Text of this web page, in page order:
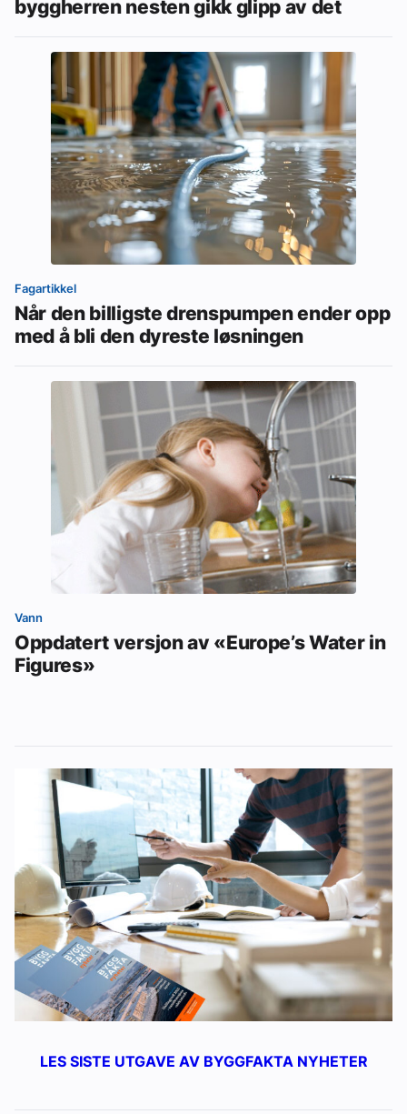
byggherren nesten gikk glipp av det
Fagartikkel
Når den billigste drenspumpen ender opp
med å bli den dyreste løsningen
Vann
Oppdatert versjon av «Europe’s Water in
Figures»
LES SISTE UTGAVE AV BYGGFAKTA NYHETER